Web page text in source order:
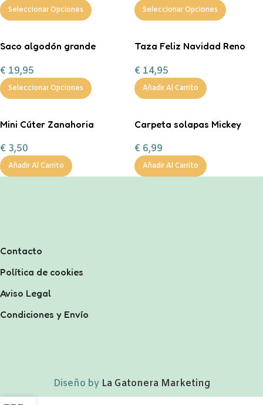
Seleccionar Opciones Seleccionar Opciones
Saco algodón grande
Magos”
€ 19,95
Seleccionar Opciones
Taza Feliz Navidad Reno
personalizable con
chocolate a la taza, nub
€ 14,95
Añadir Al Carrito
Mini Cúter Zanahoria
€ 3,50
Añadir Al Carrito
Carpeta solapas Mickey
€ 6,99
Añadir Al Carrito
Contacto
Política de cookies
Aviso Legal
Condiciones y Envío
Diseño by La Gatonera Marketing